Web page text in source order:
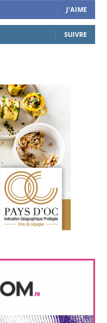
J'AIME
SUIVRE